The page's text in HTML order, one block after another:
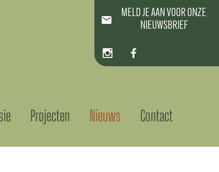
MELD JE AAN VOOR ONZE
NIEUWSBRIEF
Projecten Nieuws Contact